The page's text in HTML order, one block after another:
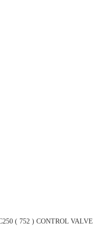
( 752 ) CONTROL VALVE